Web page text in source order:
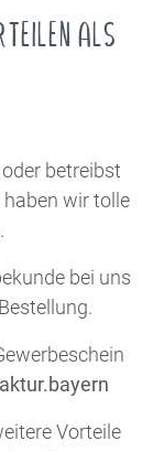
ALS
betreibst
haben wir tolle
bei uns
Vorteile